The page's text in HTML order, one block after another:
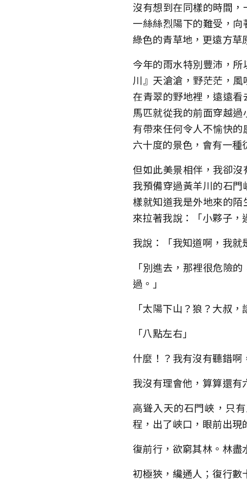
沒有想到在同樣的時間
一絲絲烈陽下的難受，
綠色的青草地，更遠方草
今年的雨水特別豐沛，
川』天滄滄，野茫茫，
在青翠的野地裡，遠遠
馬匹就從我的前面穿越
有帶來任何令人不愉快
六十度的景色，會有一種
但如此美景相伴，我卻
我預備穿過黃羊川的石
樣就知道我是外地來的
來拉著我說：「小夥子，
我說：「我知道啊，我就
「別進去，那裡很危險
過。」
「太陽下山？狼？大叔
「八點左右」
什麼！？我有沒有聽錯啊
我沒有理會他，算算還有
高聳入天的石門峽，只
程，出了峽口，眼前出現
復前行，欲窮其林。林盡
初極狹，纔通人；復行數